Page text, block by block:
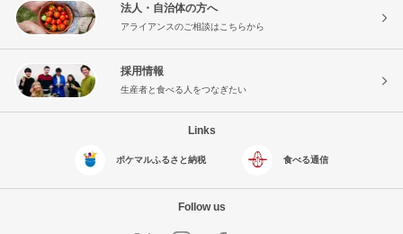
法人・自治体の方へ
アライアンスのご相談はこちらから
採用情報
生産者と食べる人をつなぎたい
Links
ポケマルふるさと納税 食べる通信
Follow us